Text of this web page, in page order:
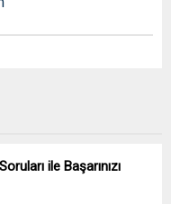
ile Başarınızı